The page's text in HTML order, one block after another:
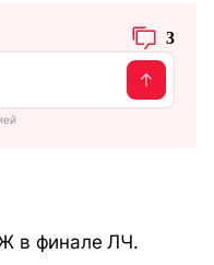
3
в финале ЛЧ.